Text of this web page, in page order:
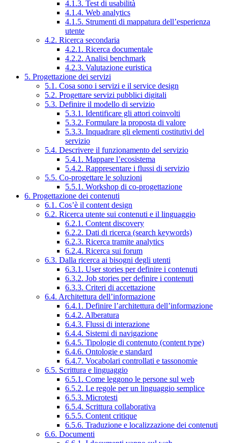
4.1.3. Test di usabilità
4.1.4. Web analytics
4.1.5. Strumenti di mappatura dell’esperienza
utente
4.2. Ricerca secondaria
4.2.1. Ricerca documentale
4.2.2. Analisi benchmark
4.2.3. Valutazione euristica
5. Progettazione dei servizi
5.1. Cosa sono i servizi e il service design
5.2. Progettare servizi pubblici digitali
5.3. Definire il modello di servizio
5.3.1. Identificare gli attori coinvolti
5.3.2. Formulare la proposta di valore
5.3.3. Inquadrare gli elementi costitutivi del
servizio
5.4. Descrivere il funzionamento del servizio
5.4.1. Mappare l’ecosistema
5.4.2. Rappresentare i flussi di servizio
5.5. Co-progettare le soluzioni
5.5.1. Workshop di co-progettazione
6. Progettazione dei contenuti
6.1. Cos’è il content design
6.2. Ricerca utente sui contenuti e il linguaggio
6.2.1. Content discovery
6.2.2. Dati di ricerca (search keywords)
6.2.3. Ricerca tramite analytics
6.2.4. Ricerca sui forum
6.3. Dalla ricerca ai bisogni degli utenti
6.3.1. User stories per definire i contenuti
6.3.2. Job stories per definire i contenuti
6.3.3. Criteri di accettazione
6.4. Architettura dell’informazione
6.4.1. Definire l’architettura dell’informazione
6.4.2. Alberatura
6.4.3. Flussi di interazione
6.4.4. Sistemi di navigazione
6.4.5. Tipologie di contenuto (content type)
6.4.6. Ontologie e standard
6.4.7. Vocabolari controllati e tassonomie
6.5. Scrittura e linguaggio
6.5.1. Come leggono le persone sul web
6.5.2. Le regole per un linguaggio semplice
6.5.3. Microtesti
6.5.4. Scrittura collaborativa
6.5.5. Content critique
6.5.6. Traduzione e localizzazione dei contenuti
6.6. Documenti